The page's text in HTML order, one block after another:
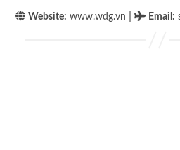
Website: www.wdg.vn Email :